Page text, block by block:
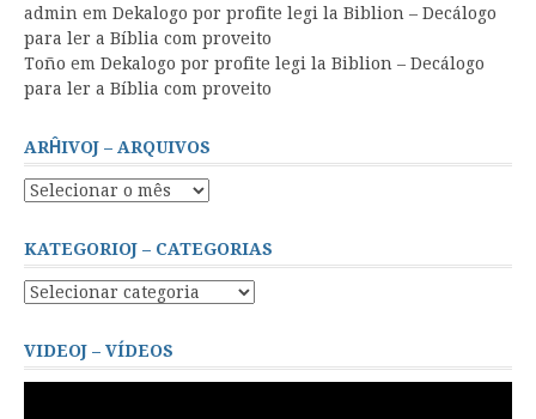
admin em Dekalogo por profite legi la Biblion – Decálogo
para ler a Bíblia com proveito
Toño em Dekalogo por profite legi la Biblion – Decálogo
para ler a Bíblia com proveito
ARĤIVOJ – ARQUIVOS
Arĥivoj
Arquivos
KATEGORIOJ – CATEGORIAS
Kategorioj
VIDEOJ – VÍDEOS